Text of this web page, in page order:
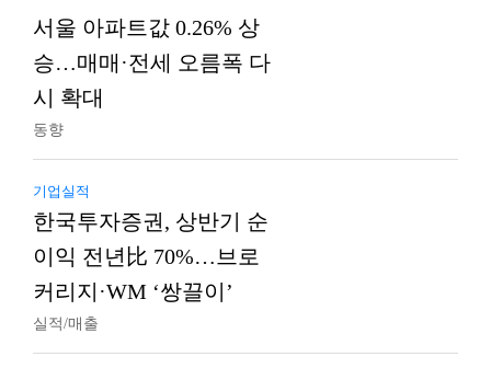
서울 아파트값 0.26% 상
승…매매·전세 오름폭 다
시 확대
동향
기업실적
한국투자증권, 상반기 순
이익 전년比 70%…브로
커리지·WM ‘쌍끌이’
실적/매출